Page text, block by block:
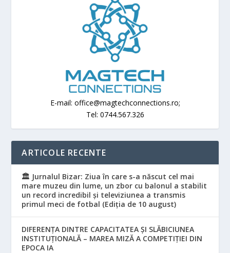
E-mail: office@magtechconnections.ro;
Tel: 0744.567.326
ARTICOLE RECENTE
🏛️ Jurnalul Bizar: Ziua în care s-a născut cel mai
mare muzeu din lume, un zbor cu balonul a stabilit
un record incredibil și televiziunea a transmis
primul meci de fotbal (Ediția de 10 august)
DIFERENȚA DINTRE CAPACITATEA ȘI SLĂBICIUNEA
INSTITUȚIONALĂ – MAREA MIZĂ A COMPETIȚIEI DIN
EPOCA IA